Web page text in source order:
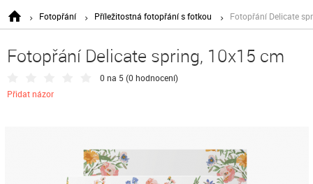
Fotopřání Příležitostná fotopřání s fotkou Fotopřání Delicate
Fotopřání Delicate spring, 10x15 cm
0 na 5 (0 hodnocení)
Přidat názor